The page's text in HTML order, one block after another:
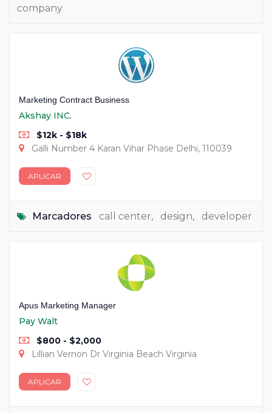
company
Marketing Contract Business
Akshay INC.
$12k - $18k
Galli Number 4 Karan Vihar Phase Delhi, 110039
APLICAR
Marcadores call center, design, developer
Apus Marketing Manager
Pay Walt
$800 - $2,000
Lillian Vernon Dr Virginia Beach Virginia
APLICAR